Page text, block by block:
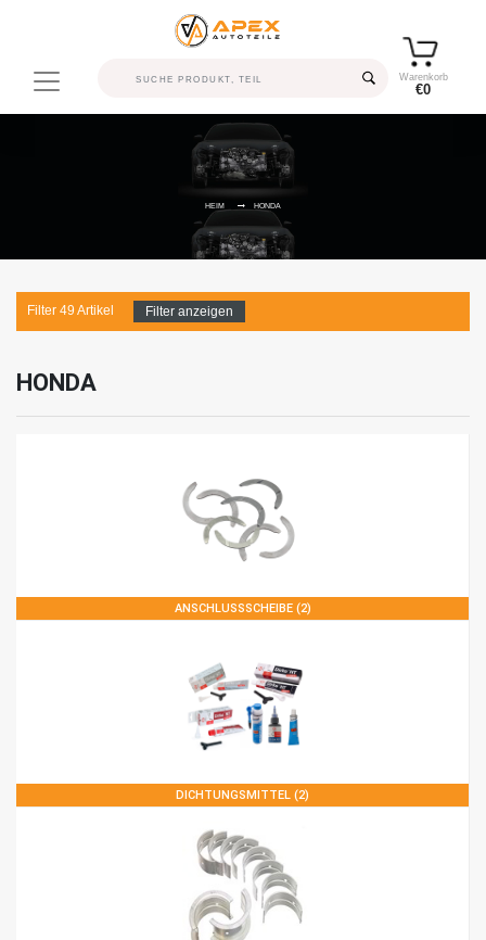
Warenkorb
€0
HEIM HONDA
Filter 49 Artikel Filter anzeigen
HONDA
ANSCHLUSSSCHEIBE (2)
DICHTUNGSMITTEL (2)